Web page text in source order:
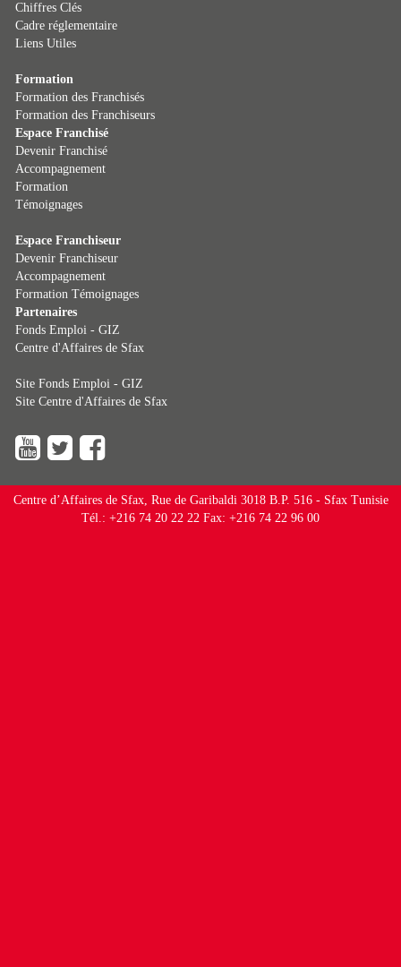
Chiffres Clés
Cadre réglementaire
Liens Utiles
Formation
Formation des Franchisés
Formation des Franchiseurs
Espace Franchisé
Devenir Franchisé
Accompagnement
Formation
Témoignages
Espace Franchiseur
Devenir Franchiseur
Accompagnement
Formation Témoignages
Partenaires
Fonds Emploi - GIZ
Centre d'Affaires de Sfax
Site Fonds Emploi - GIZ
Site Centre d'Affaires de Sfax
Centre d’Affaires de Sfax, Rue de Garibaldi 3018 B.P. 516 - Sfax Tunisie
Tél.: +216 74 20 22 22 Fax: +216 74 22 96 00